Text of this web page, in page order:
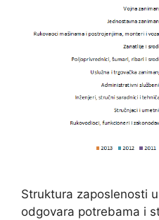
Struktura zaposlenosti
odgovara potrebama i